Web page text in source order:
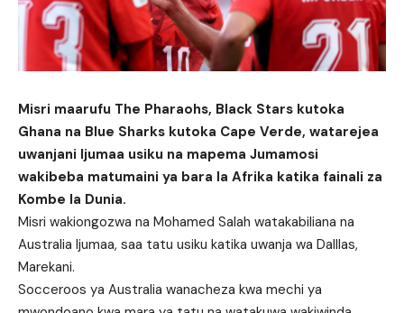
Misri maarufu The Pharaohs, Black Stars kutoka
Ghana na Blue Sharks kutoka Cape Verde, watarejea
uwanjani Ijumaa usiku na mapema Jumamosi
wakibeba matumaini ya bara la Afrika katika fainali za
Kombe la Dunia.
Misri wakiongozwa na Mohamed Salah watakabiliana na
Australia Ijumaa, saa tatu usiku katika uwanja wa Dalllas,
Marekani.
Socceroos ya Australia wanacheza kwa mechi ya